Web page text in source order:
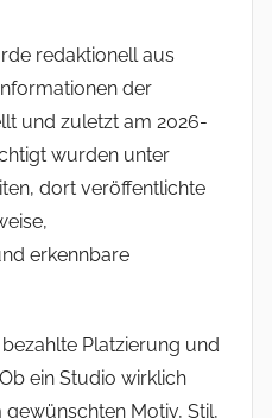
redaktionell aus
der
und zuletzt am 2026-
wurden unter
dort veröffentlichte
erkennbare
Platzierung und
ein Studio wirklich
Motiv, Stil,